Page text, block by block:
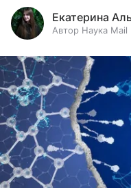
Екатерина
Автор Наука Mail